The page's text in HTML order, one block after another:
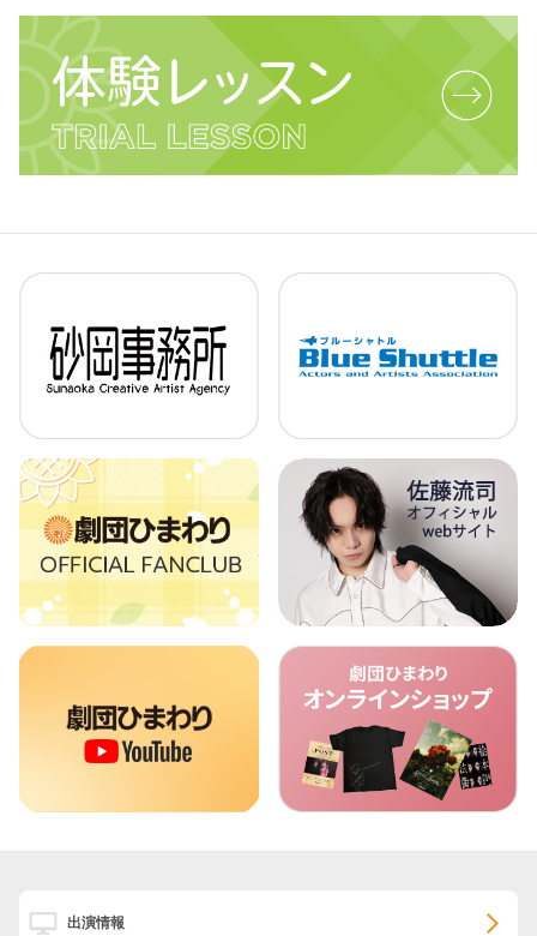
出演情報